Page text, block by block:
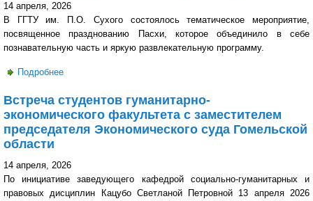
14 апреля, 2026
В ГГТУ им. П.О. Сухого состоялось тематическое мероприятие,
посвященное празднованию Пасхи, которое объединило в себе
познавательную часть и яркую развлекательную программу.
Подробнее
Встреча студентов гуманитарно-
экономического факультета с заместителем
председателя Экономического суда Гомельской
области
14 апреля, 2026
По инициативе заведующего кафедрой социально-гуманитарных и
правовых дисциплин Кацубо Светланой Петровной 13 апреля 2026